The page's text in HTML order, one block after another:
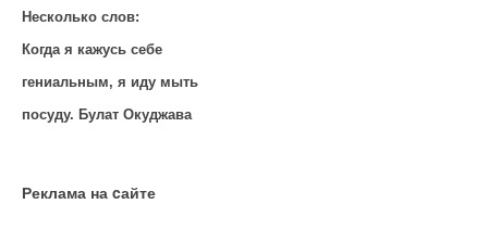
Несколько слов:
Когда я кажусь себе
гениальным, я иду мыть
посуду. Булат Окуджава
Реклама на cайте